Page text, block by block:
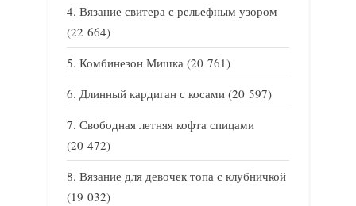
Вязание свитера с рельефным узором
(22 664)
Комбинезон Мишка (20 761)
Длинный кардиган с косами (20 597)
Свободная летняя кофта спицами
(20 472)
Вязание для девочек топа с клубничкой
(19 032)